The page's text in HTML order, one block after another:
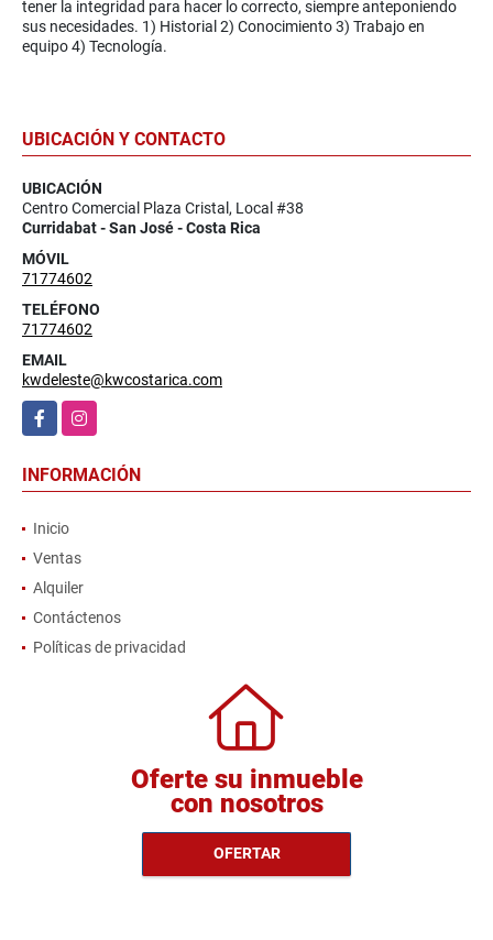
tener la integridad para hacer lo correcto, siempre anteponiendo
sus necesidades. 1) Historial 2) Conocimiento 3) Trabajo en
equipo 4) Tecnología.
UBICACIÓN Y CONTACTO
UBICACIÓN
Centro Comercial Plaza Cristal, Local #38
Curridabat - San José - Costa Rica
MÓVIL
71774602
TELÉFONO
71774602
EMAIL
kwdeleste@kwcostarica.com
FacebookInstagram
INFORMACIÓN
Inicio
Ventas
Alquiler
Contáctenos
Políticas de privacidad
Oferte su inmueble
con nosotros
OFERTAR